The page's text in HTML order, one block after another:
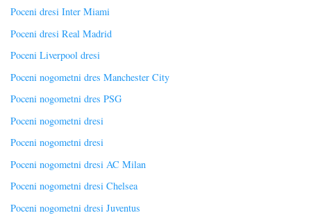
Poceni dresi Inter Miami
Poceni dresi Real Madrid
Poceni Liverpool dresi
Poceni nogometni dres Manchester City
Poceni nogometni dres PSG
Poceni nogometni dresi
Poceni nogometni dresi
Poceni nogometni dresi AC Milan
Poceni nogometni dresi Chelsea
Poceni nogometni dresi Juventus